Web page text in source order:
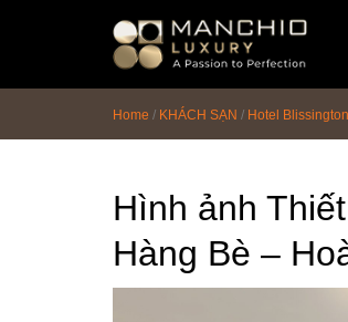
Home / KHÁCH SẠN / Hotel
Hình ảnh
Hàng Bè –